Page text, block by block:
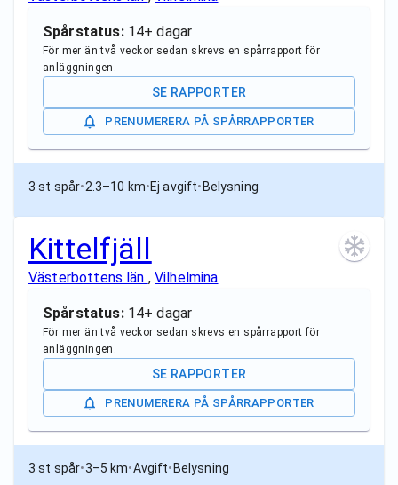
Spårstatus: 14+ dagar
För mer än två veckor sedan skrevs en spårrapport för
anläggningen.
SE RAPPORTER
PRENUMERERA PÅ SPÅRRAPPORTER
3 st spår•2.3–10 km•Ej avgift• Belysning
Kittelfjäll
Västerbottens län , Vilhelmina
Spårstatus: 14+ dagar
För mer än två veckor sedan skrevs en spårrapport för
anläggningen.
SE RAPPORTER
PRENUMERERA PÅ SPÅRRAPPORTER
3 st spår•3–5 km•Avgift• Belysning